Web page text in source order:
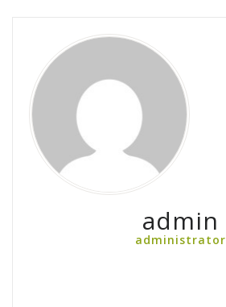
admin
administrator